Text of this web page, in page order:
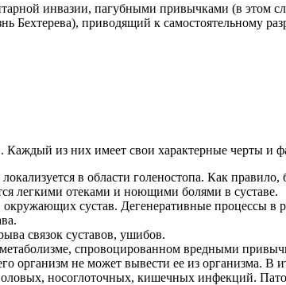
инвазии, пагубными привычками (в этом
Бехтерева), приводящий к самостоятельному
Каждый из них имеет свои характерные черты и
в области голеностопа. Как
легкими отеками и ноющими болями в суставе.
сустав. Дегенеративные процессы в
связок суставов, ушибов.
спровоцированном вредными
организм не может вывести ее из организма. В
носоглоточных, кишечных инфекций.